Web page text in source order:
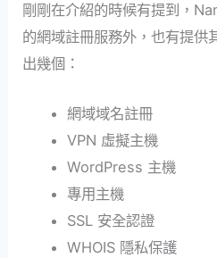
剛剛在介紹的時候有提到，
的網域註冊服務外，也有提供
出幾個：
網域域名註冊
VPN 虛擬主機
WordPress 主機
專用主機
SSL 安全認證
WHOIS 隱私保護